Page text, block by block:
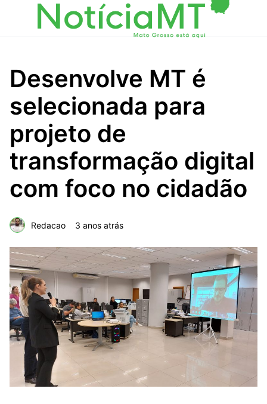
Desenvolve MT é
selecionada para
projeto de
transformação digital
com foco no cidadão
Redacao 3 anos atrás